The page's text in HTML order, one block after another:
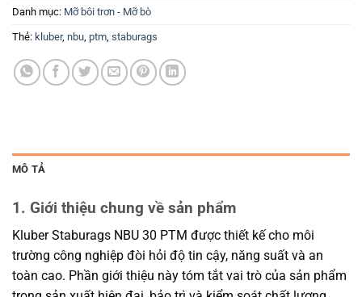
Danh mục: Mỡ bôi trơn - Mỡ bò
Thẻ: kluber, nbu ptm staburags
MÔ TẢ
1. Giới thiệu chung về sản phẩm
Kluber Staburags NBU 30 PTM được thiết kế cho môi
trường công nghiệp đòi hỏi độ tin cậy, năng suất và an
toàn cao. Phần giới thiệu này tóm tắt vai trò của sản phẩm